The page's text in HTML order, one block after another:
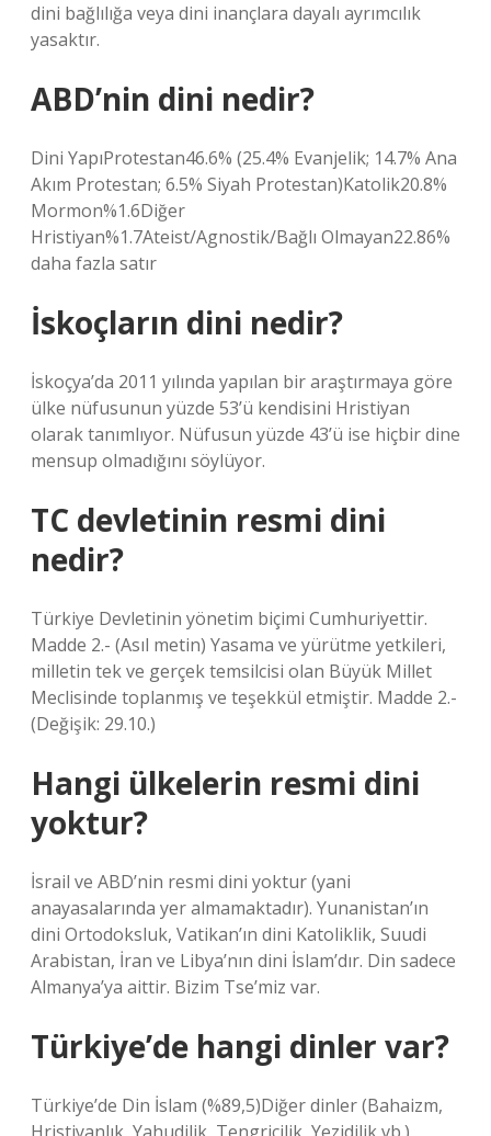
dini bağlılığa veya dini inançlara dayalı ayrımcılık
yasaktır.
ABD’nin dini nedir?
Dini YapıProtestan46.6% (25.4% Evanjelik; 14.7% Ana
Akım Protestan; 6.5% Siyah Protestan)Katolik20.8%
Mormon%1.6Diğer
Hristiyan%1.7Ateist/Agnostik/Bağlı Olmayan22.86%
daha fazla satır
İskoçların dini nedir?
İskoçya’da 2011 yılında yapılan bir araştırmaya göre
ülke nüfusunun yüzde 53’ü kendisini Hristiyan
olarak tanımlıyor. Nüfusun yüzde 43’ü ise hiçbir dine
mensup olmadığını söylüyor.
TC devletinin resmi dini
nedir?
Türkiye Devletinin yönetim biçimi Cumhuriyettir.
Madde 2.- (Asıl metin) Yasama ve yürütme yetkileri,
milletin tek ve gerçek temsilcisi olan Büyük Millet
Meclisinde toplanmış ve teşekkül etmiştir. Madde 2.-
(Değişik: 29.10.)
Hangi ülkelerin resmi dini
yoktur?
İsrail ve ABD’nin resmi dini yoktur (yani
anayasalarında yer almamaktadır). Yunanistan’ın
dini Ortodoksluk, Vatikan’ın dini Katoliklik, Suudi
Arabistan, İran ve Libya’nın dini İslam’dır. Din sadece
Almanya’ya aittir. Bizim Tse’miz var.
Türkiye’de hangi dinler var?
Türkiye’de Din İslam (%89,5)Diğer dinler (Bahaizm,